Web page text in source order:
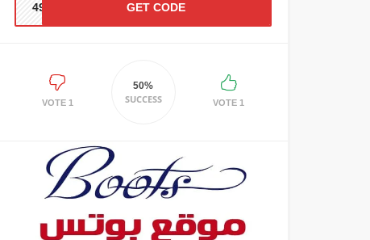
GET CODE
1 VOTE
50%
SUCCESS
1 VOTE